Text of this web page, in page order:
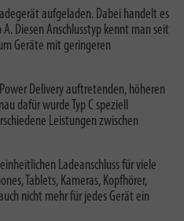
aufgeladen. Dabei handelt es
Diesen Anschlusstyp kennt man seit
Geräte mit geringeren
Delivery auftretenden, höheren
dafür wurde Typ C speziell
Leistungen zwischen
Ladeanschluss für viele
Tablets, Kameras, Kopfhörer,
nicht mehr für jedes Gerät ein